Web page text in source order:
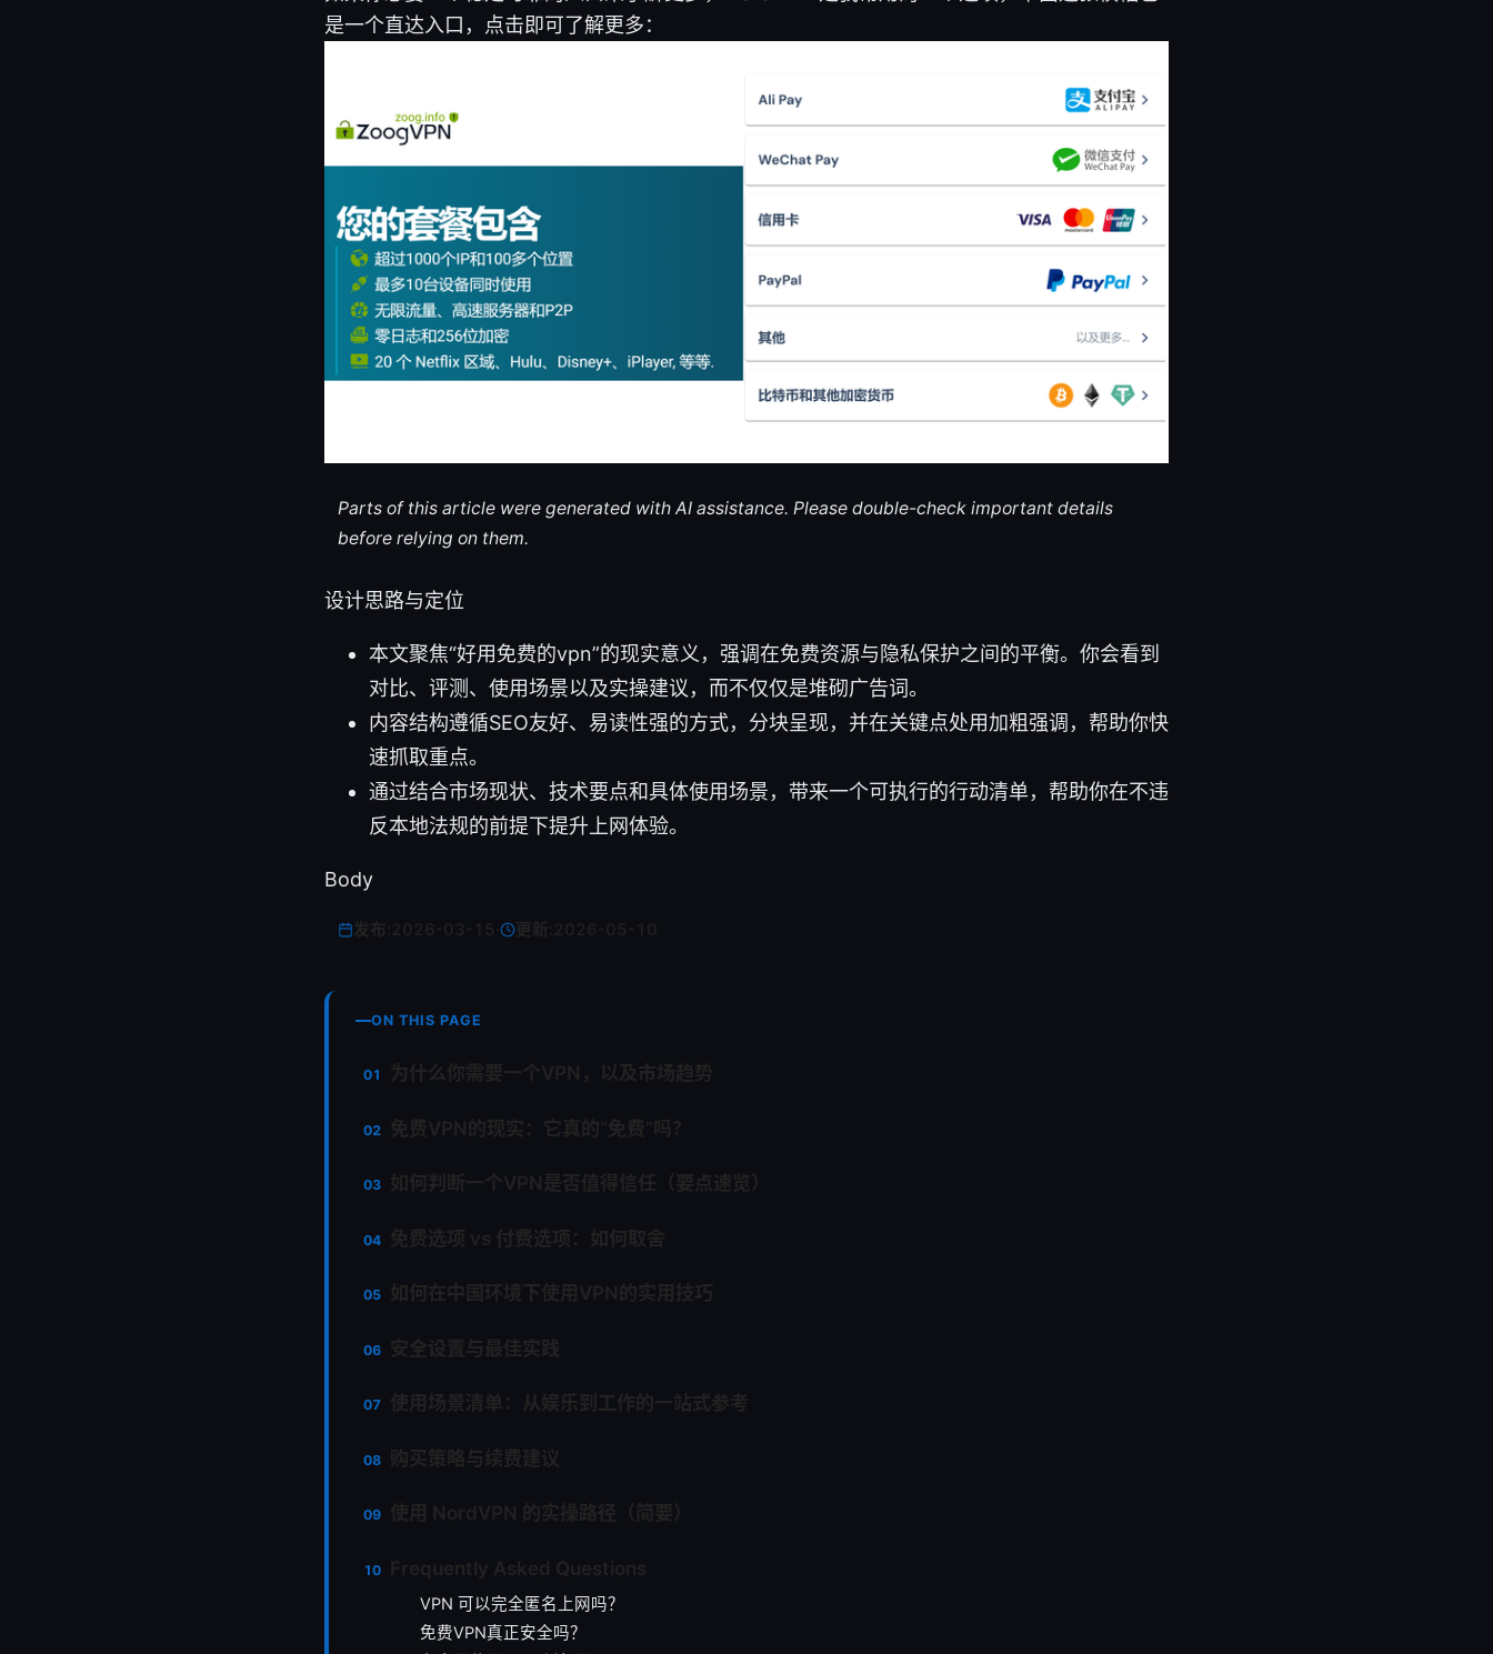
是一个直达入口，点击即可了解更多：
Parts of this article were generated with AI assistance. Please double-check important details
before relying on them.
设计思路与定位
本文聚焦“好用免费的vpn”的现实意义，强调在免费资源与隐私保护之间的平衡。你会看到
对比、评测、使用场景以及实操建议，而不仅仅是堆砌广告词。
内容结构遵循SEO友好、易读性强的方式，分块呈现，并在关键点处用加粗强调，帮助你快
速抓取重点。
通过结合市场现状、技术要点和具体使用场景，带来一个可执行的行动清单，帮助你在不违
反本地法规的前提下提升上网体验。
Body
更新:
ON THIS PAGE
VPN 可以完全匿名上网吗？
免费VPN真正安全吗？